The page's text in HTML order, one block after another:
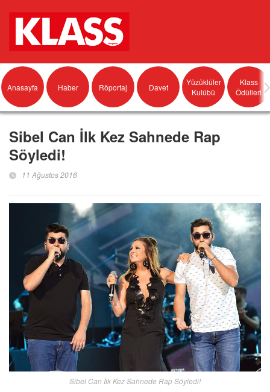
Anasayfa Haber Röportaj Davet
Yüzüklüler
Kulübü
Klass
Ödülleri
Sibel Can İlk Kez Sahnede Rap
Söyledi!
11 Ağustos 2016
Sibel Can İlk Kez Sahnede Rap Söyledi!